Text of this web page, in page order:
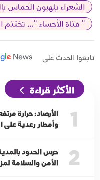
الشعراء يلهبون الحماس
" فتاة الأحساء "… تختتم
تابعوا الحدث على
الأكثر قراءة
1
الأرصاد: حرارة
وأمطار رعدية على
2
حرس الحدود
الأمن والسلامة